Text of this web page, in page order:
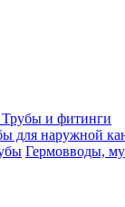
Трубы и фитинги
для наружной
Гермовводы,